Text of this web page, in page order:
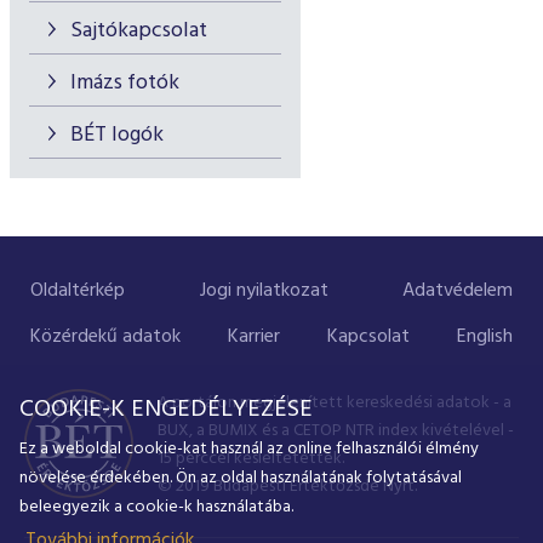
Sajtókapcsolat
Imázs fotók
BÉT logók
Oldaltérkép Jogi nyilatkozat
Adatvédelem
Közérdekű adatok
Karrier Kapcsolat English
A portálon megjelenített kereskedési adatok - a
BUX, a BUMIX és a CETOP NTR index kivételével -
15 perccel késleltetettek.
© 2019 Budapesti Értéktőzsde Nyrt.
COOKIE-K ENGEDÉLYEZÉSE
Ez a weboldal cookie-kat használ az online felhasználói élmény
növelése érdekében. Ön az oldal használatának folytatásával
beleegyezik a cookie-k használatába.